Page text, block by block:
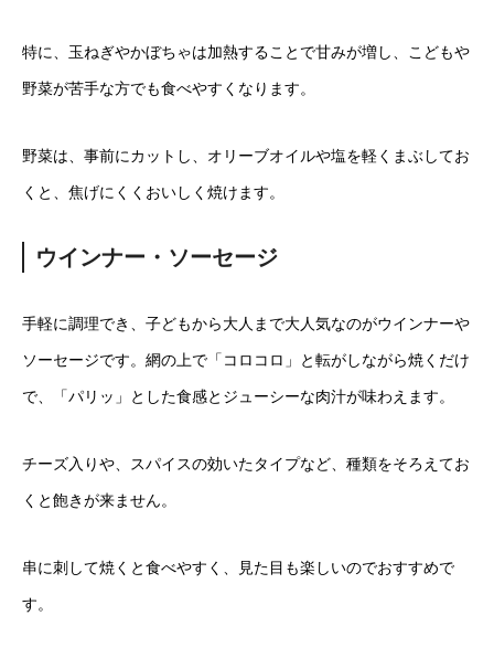
特に、玉ねぎやかぼちゃは加熱することで甘みが増し、こどもや
野菜が苦手な方でも食べやすくなります。
野菜は、事前にカットし、オリーブオイルや塩を軽くまぶしてお
くと、焦げにくくおいしく焼けます。
ウインナー・ソーセージ
手軽に調理でき、子どもから大人まで大人気なのがウインナーや
ソーセージです。網の上で「コロコロ」と転がしながら焼くだけ
で、「パリッ」とした食感とジューシーな肉汁が味わえます。
チーズ入りや、スパイスの効いたタイプなど、種類をそろえてお
くと飽きが来ません。
串に刺して焼くと食べやすく、見た目も楽しいのでおすすめで
す。